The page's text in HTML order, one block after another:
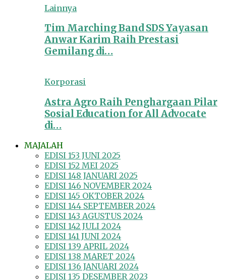
Lainnya
Tim Marching Band SDS Yayasan
Anwar Karim Raih Prestasi
Gemilang di…
Korporasi
Astra Agro Raih Penghargaan Pilar
Sosial Education for All Advocate
di…
MAJALAH
EDISI 153 JUNI 2025
EDISI 152 MEI 2025
EDISI 148 JANUARI 2025
EDISI 146 NOVEMBER 2024
EDISI 145 OKTOBER 2024
EDISI 144 SEPTEMBER 2024
EDISI 143 AGUSTUS 2024
EDISI 142 JULI 2024
EDISI 141 JUNI 2024
EDISI 139 APRIL 2024
EDISI 138 MARET 2024
EDISI 136 JANUARI 2024
EDISI 135 DESEMBER 2023